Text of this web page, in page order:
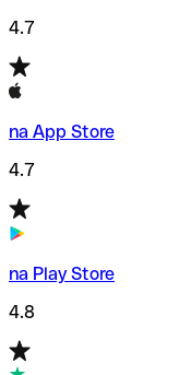
4.7
na App Store
4.7
na Play Store
4.8